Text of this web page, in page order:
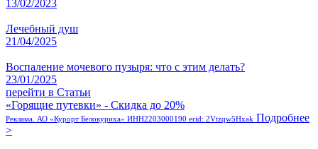
13/02/2023
Лечебный душ
21/04/2025
Воспаление мочевого пузыря: что с этим делать?
23/01/2025
перейти в Статьи
«Горящие путевки» - Скидка до 20%
Реклама. АО «Курорт Белокуриха» ИНН2203000190 erid: 2Vtzqw5Hxak Подробнее
>